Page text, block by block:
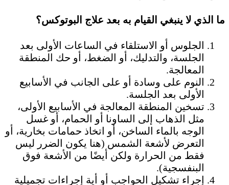
ما الذي لا ينبغي القيام به بعد علاج البوتوكس؟
الجلوس أو الاستلقاء في الساعات الأولى بعد
الجلسة، والتدليك، أو الضغط، أو حك المنطقة
المعالجة.
النوم على وسادة أو على الجانب في الأسابيع
الأولى بعد الجلسة.
تسخين المنطقة المعالجة في الأسابيع الأولى،
مثل الذهاب إلى الساونا أو الحمام، أو غسل
الوجه بالماء الساخن، أو اتخاذ حمامات بخارية، أو
التعرض لأشعة الشمس (هنا يكون الضرر ليس
فقط من الحرارة ولكن أيضًا من الأشعة فوق
البنفسجية).
إجراء تشكيل الحواجب أو أية إجراءات تجميلية